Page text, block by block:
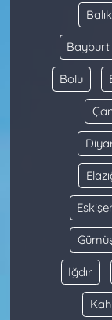
Bayburt
Bolu
Iğdır